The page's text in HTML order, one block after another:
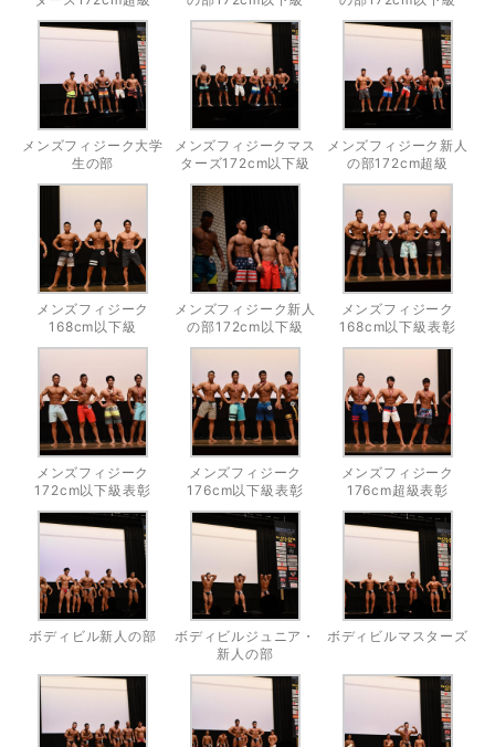
メンズフィジーク大学
生の部
メンズフィジークマス
ターズ172cm以下級
メンズフィジーク新人
の部172cm超級
メンズフィジーク
168cm以下級
メンズフィジーク新人
の部172cm以下級
メンズフィジーク
168cm以下級表彰
メンズフィジーク
172cm以下級表彰
メンズフィジーク
176cm以下級表彰
メンズフィジーク
176cm超級表彰
ボディビル新人の部
ボディビルジュニア・
新人の部
ボディビルマスターズ